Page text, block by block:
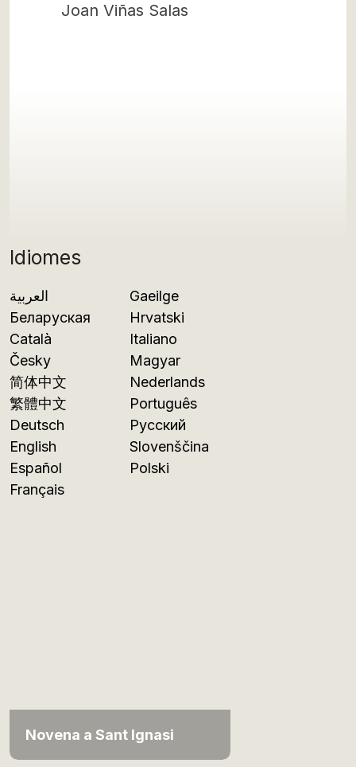
Idiomes
العربية
Беларуская
Català
Česky
简体中文
繁體中文
Deutsch
English
Español
Français
Gaeilge
Hrvatski
Italiano
Magyar
Nederlands
Português
Русский
Slovenščina
Polski
Novena a Sant Ignasi
Joan Viñas Salas